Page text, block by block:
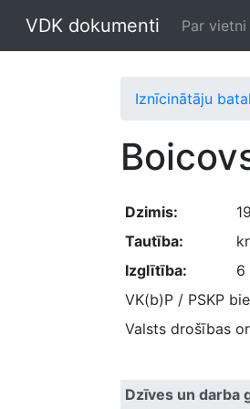
VDK dokumenti Par vietni
Iznīcinātāju
Dzimis:
Tautība:
Izglītība:
6
VK(b)P / PSKP
Valsts drošības
Dzīves un darba